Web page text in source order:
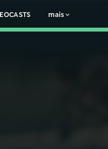
mais